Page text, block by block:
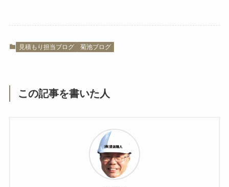
見積もり担当ブログ 菊池ブログ
この記事を書いた人